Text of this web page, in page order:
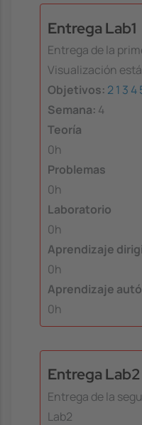
Entrega Lab1
Entrega de la
Visualización
Objetivos: 21 3 4
Semana: 4
Teoría
0h
Problemas
0h
Laboratorio
0h
Aprendizaje
0h
Aprendizaje
0h
Entrega Lab2
Entrega de la
Lab2